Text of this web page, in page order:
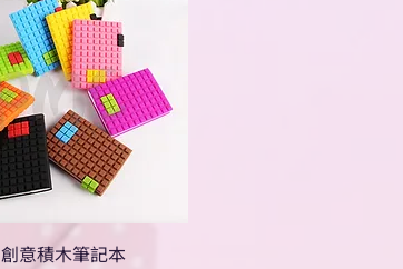
創意積木筆記本